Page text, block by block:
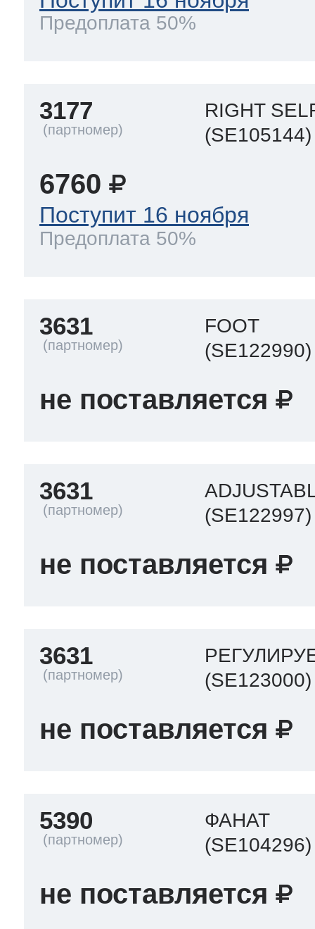
Предоплата 50%
3177
RIGHT
(SE105144)
6760
Поступит 16 ноября
Предоплата 50%
3631
FOOT
(SE122990)
не поставляется
3631
(SE122997)
не поставляется
3631
(SE123000)
не поставляется
5390
ФАНАТ
(SE104296)
не поставляется